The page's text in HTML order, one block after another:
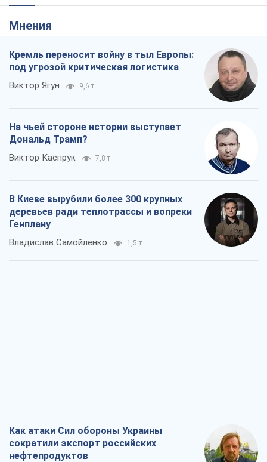
Мнения
Кремль переносит войну в тыл Европы:
под угрозой критическая логистика
Виктор Ягун 9,6 т.
На чьей стороне истории выступает
Дональд Трамп?
Виктор Каспрук 7,8 т.
В Киеве вырубили более 300 крупных
деревьев ради теплотрассы и вопреки
Генплану
Владислав Самойленко 1,5 т.
Как атаки Сил обороны Украины
сократили экспорт российских
нефтепродуктов